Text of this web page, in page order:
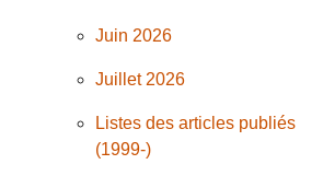
Juin 2026
Juillet 2026
Listes des articles publiés
(1999-)